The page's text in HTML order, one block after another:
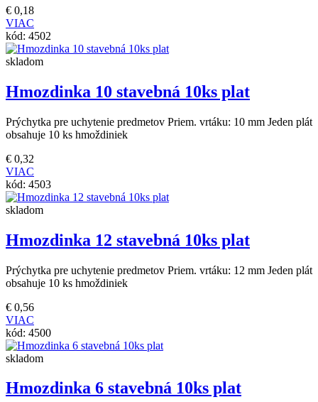
€ 0,18
VIAC
kód: 4502
skladom
Hmozdinka 10 stavebná 10ks plat
Prýchytka pre uchytenie predmetov Priem. vrtáku: 10 mm Jeden plát
obsahuje 10 ks hmoždiniek
€ 0,32
VIAC
kód: 4503
skladom
Hmozdinka 12 stavebná 10ks plat
Prýchytka pre uchytenie predmetov Priem. vrtáku: 12 mm Jeden plát
obsahuje 10 ks hmoždiniek
€ 0,56
VIAC
kód: 4500
skladom
Hmozdinka 6 stavebná 10ks plat